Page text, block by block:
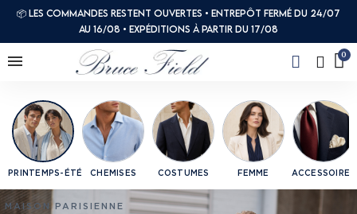
📦 Les commandes restent ouvertes • Entrepôt fermé du 24/07
au 16/08 • Expéditions à partir du 17/08
PRINTEMPS-ÉTÉ CHEMISES COSTUMES FEMME ACCESSOIRES
MAISON PARISIENNE